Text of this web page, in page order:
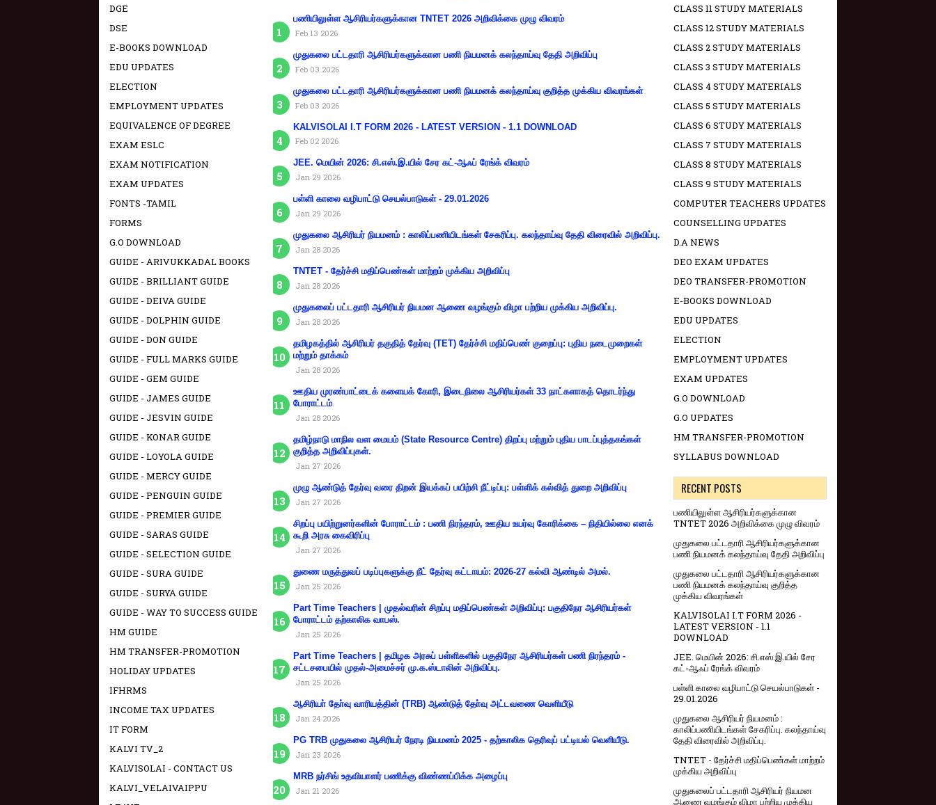
பணியிலுள்ள ஆசிரியர்களுக்கான TNTET 2026 அறிவிக்கை முழு விவரம்
Feb 13 2026
முதுகலை பட்டதாரி ஆசிரியர்களுக்கான பணி நியமனக் கலந்தாய்வு தேதி அறிவிப்பு
Feb 03 2026
முதுகலை பட்டதாரி ஆசிரியர்களுக்கான பணி நியமனக் கலந்தாய்வு குறித்த முக்கிய விவரங்கள்
Feb 03 2026
KALVISOLAI I.T FORM 2026 - LATEST VERSION - 1.1 DOWNLOAD
Feb 02 2026
JEE. மெயின் 2026: சி.எஸ்.இ.யில் சேர கட்-ஆஃப் ரேங்க் விவரம்
Jan 29 2026
பள்ளி காலை வழிபாட்டு செயல்பாடுகள் - 29.01.2026
Jan 29 2026
முதுகலை ஆசிரியர் நியமனம் : காலிப்பணியிடங்கள் சேகரிப்பு. கலந்தாய்வு தேதி விரைவில் அறிவிப்பு.
Jan 28 2026
TNTET - தேர்ச்சி மதிப்பெண்கள் மாற்றம் முக்கிய அறிவிப்பு
Jan 28 2026
முதுகலைப் பட்டதாரி ஆசிரியர் நியமன ஆணை வழங்கும் விழா பற்றிய முக்கிய அறிவிப்பு.
Jan 28 2026
தமிழகத்தில் ஆசிரியர் தகுதித் தேர்வு (TET) தேர்ச்சி மதிப்பெண் குறைப்பு: புதிய நடைமுறைகள்
மற்றும் தாக்கம்
Jan 28 2026
ஊதிய முரண்பாட்டைக் களையக் கோரி, இடைநிலை ஆசிரியர்கள் 33 நாட்களாகத் தொடர்ந்து
போராட்டம்
Jan 28 2026
தமிழ்நாடு மாநில வள மையம் (State Resource Centre) திறப்பு மற்றும் புதிய பாடப்புத்தகங்கள்
குறித்த அறிவிப்புகள்.
Jan 27 2026
முழு ஆண்டுத் தேர்வு வரை திறன் இயக்கப் பயிற்சி நீட்டிப்பு: பள்ளிக் கல்வித் துறை அறிவிப்பு
Jan 27 2026
சிறப்பு பயிற்றுனர்களின் போராட்டம் : பணி நிரந்தரம், ஊதிய உயர்வு கோரிக்கை – நிதியில்லை எனக்
கூறி அரசு கைவிரிப்பு
Jan 27 2026
துணை மருத்துவப் படிப்புகளுக்கு நீட் தேர்வு கட்டாயம்: 2026-27 கல்வி ஆண்டில் அமல்.
Jan 25 2026
Part Time Teachers | முதல்வரின் சிறப்பு மதிப்பெண்கள் அறிவிப்பு: பகுதிநேர ஆசிரியர்கள்
போராட்டம் தற்காலிக வாபஸ்.
Jan 25 2026
Part Time Teachers | தமிழக அரசுப் பள்ளிகளில் பகுதிநேர ஆசிரியர்கள் பணி நிரந்தரம் -
சட்டசபையில் முதல்-அமைச்சர் மு.க.ஸ்டாலின் அறிவிப்பு.
Jan 25 2026
ஆசிரியா் தோ்வு வாரியத்தின் (TRB) ஆண்டுத் தோ்வு அட்டவணை வெளியீடு
Jan 24 2026
PG TRB முதுகலை ஆசிரியர் நேரடி நியமனம் 2025 - தற்காலிக தெரிவுப் பட்டியல் வெளியீடு.
Jan 23 2026
MRB நர்சிங் உதவியாளர் பணிக்கு விண்ணப்பிக்க அழைப்பு
Jan 21 2026
DGE
DSE
E-BOOKS DOWNLOAD
EDU UPDATES
ELECTION
EMPLOYMENT UPDATES
EQUIVALENCE OF DEGREE
EXAM ESLC
EXAM NOTIFICATION
EXAM UPDATES
FONTS -TAMIL
FORMS
G.O DOWNLOAD
GUIDE - ARIVUKKADAL BOOKS
GUIDE - BRILLIANT GUIDE
GUIDE - DEIVA GUIDE
GUIDE - DOLPHIN GUIDE
GUIDE - DON GUIDE
GUIDE - FULL MARKS GUIDE
GUIDE - GEM GUIDE
GUIDE - JAMES GUIDE
GUIDE - JESVIN GUIDE
GUIDE - KONAR GUIDE
GUIDE - LOYOLA GUIDE
GUIDE - MERCY GUIDE
GUIDE - PENGUIN GUIDE
GUIDE - PREMIER GUIDE
GUIDE - SARAS GUIDE
GUIDE - SELECTION GUIDE
GUIDE - SURA GUIDE
GUIDE - SURYA GUIDE
GUIDE - WAY TO SUCCESS GUIDE
HM GUIDE
HM TRANSFER-PROMOTION
HOLIDAY UPDATES
IFHRMS
INCOME TAX UPDATES
IT FORM
KALVI TV_2
KALVISOLAI - CONTACT US
KALVI_VELAIVAIPPU
CLASS 11 STUDY MATERIALS
CLASS 12 STUDY MATERIALS
CLASS 2 STUDY MATERIALS
CLASS 3 STUDY MATERIALS
CLASS 4 STUDY MATERIALS
CLASS 5 STUDY MATERIALS
CLASS 6 STUDY MATERIALS
CLASS 7 STUDY MATERIALS
CLASS 8 STUDY MATERIALS
CLASS 9 STUDY MATERIALS
COMPUTER TEACHERS UPDATES
COUNSELLING UPDATES
D.A NEWS
DEO EXAM UPDATES
DEO TRANSFER-PROMOTION
E-BOOKS DOWNLOAD
EDU UPDATES
ELECTION
EMPLOYMENT UPDATES
EXAM UPDATES
G.O DOWNLOAD
G.O UPDATES
HM TRANSFER-PROMOTION
SYLLABUS DOWNLOAD
RECENT POSTS
பணியிலுள்ள ஆசிரியர்களுக்கான
TNTET 2026 அறிவிக்கை முழு விவரம்
முதுகலை பட்டதாரி ஆசிரியர்களுக்கான
பணி நியமனக் கலந்தாய்வு தேதி அறிவிப்பு
முதுகலை பட்டதாரி ஆசிரியர்களுக்கான
பணி நியமனக் கலந்தாய்வு குறித்த
முக்கிய விவரங்கள்
KALVISOLAI I.T FORM 2026 -
LATEST VERSION - 1.1
DOWNLOAD
JEE. மெயின் 2026: சி.எஸ்.இ.யில் சேர
கட்-ஆஃப் ரேங்க் விவரம்
பள்ளி காலை வழிபாட்டு செயல்பாடுகள் -
29.01.2026
முதுகலை ஆசிரியர் நியமனம் :
காலிப்பணியிடங்கள் சேகரிப்பு. கலந்தாய்வு
தேதி விரைவில் அறிவிப்பு.
TNTET - தேர்ச்சி மதிப்பெண்கள் மாற்றம்
முக்கிய அறிவிப்பு
முதுகலைப் பட்டதாரி ஆசிரியர் நியமன
ஆணை வழங்கும் விழா பற்றிய முக்கிய